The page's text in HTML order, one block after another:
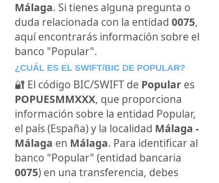
Málaga. Si tienes alguna pregunta o
duda relacionada con la entidad 0075,
aquí encontrarás información sobre el
banco "Popular".
¿CUÁL ES EL SWIFT/BIC DE POPULAR?
🔐 El código BIC/SWIFT de Popular es
POPUESMMXXX, que proporciona
información sobre la entidad Popular,
el país (España) y la localidad Málaga -
Málaga en Málaga. Para identificar al
banco "Popular" (entidad bancaria
0075) en una transferencia, debes